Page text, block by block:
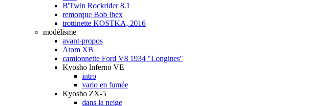
B'Twin Rockrider 8.1
remorque Bob Ibex
trottinette KOSTKA, 2016
modélisme
avant-propos
Atom XB
camionnette Ford V8 1934 "Longines"
Kyosho Inferno VE
intro
vario en fumée
Kyosho ZX-5
dans la neige